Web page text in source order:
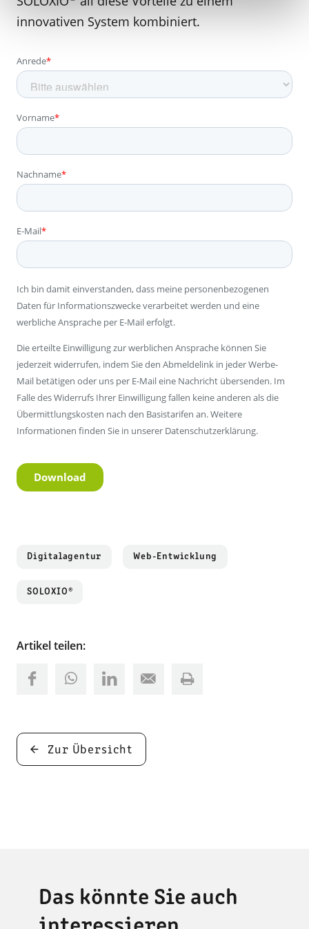
innovativen System kombiniert.
Digitalagentur Web-Entwicklung
SOLOXIO®
Artikel teilen:
Zur Übersicht
Das könnte Sie auch